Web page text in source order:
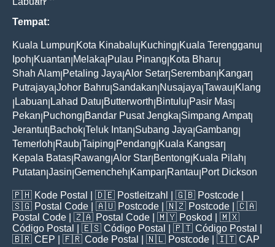
Tempat:
Kuala Lumpur Kota Kinabalu Kuching Kuala Terengganu
Ipoh Kuantan Melaka Pulau Pinang Kota Bharu
Shah Alam Petaling Jaya Alor Setar Seremban Kangar
Putrajaya Johor Bahru Sandakan Nusajaya Tawau Klang
Labuan Lahad Datu Butterworth Bintulu Pasir Mas
Pekan Puchong Bandar Pusat Jengka Simpang Ampat|
Jerantut| Bachok Teluk Intan Subang Jaya Gambang
Temerloh Raub Taiping Pendang Kuala Kangsar
Kepala Batas Rawang Alor Star Bentong Kuala Pilah
Putatan Jasin Gemencheh Kampar Rantau Port Dickson
🇵🇭 Kode Postal | 🇩🇪 Postleitzahl | 🇬🇧 Postcode
🇸🇬 Postal Code | 🇦🇺 Postcode | 🇳🇿 Postcode | 🇨🇦
Postal Code | 🇿🇦 Postal Code | 🇲🇾 Poskod
| 🇲🇽
Código Postal
| 🇪🇸 Código Postal | 🇵🇹 Código Postal
🇧🇷 CEP | 🇫🇷 Code Postal | 🇳🇱 Postcode | 🇮🇹 CAP